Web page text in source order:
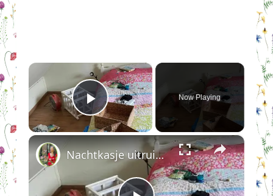
×
Play Video
Now Playing
×
Nachtkasje uitruimen en schoonmaken